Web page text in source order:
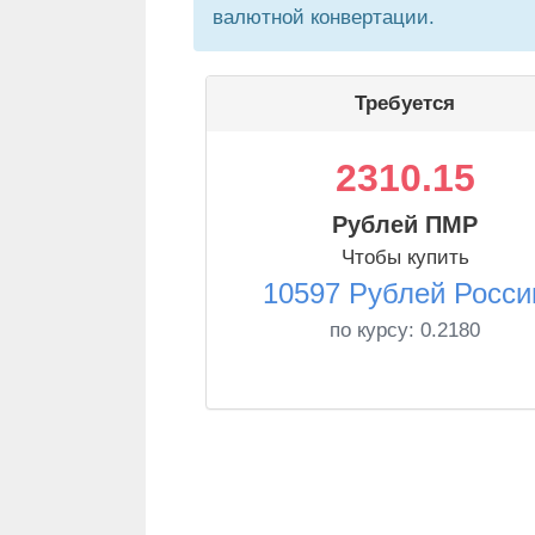
валютной конвертации.
Требуется
2310.15
Рублей ПМР
Чтобы купить
10597 Рублей
по курсу: 0.2180